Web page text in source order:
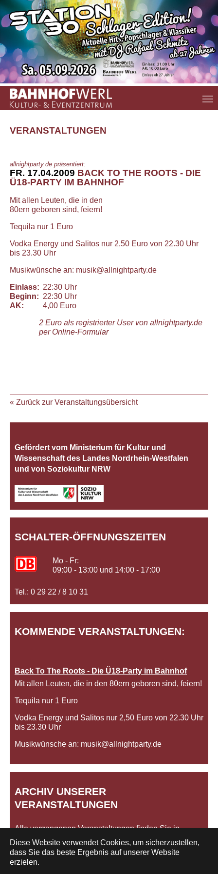
Diese Website verwendet Cookies, um sicherzustellen,
dass Sie das beste Ergebnis auf unserer Website
erzielen.
Zum Hauptinhalt springen
VERANSTALTUNGEN
allnightparty.de präsentiert:
FR. 17.04.2009 BACK TO THE ROOTS - DIE
Ü18-PARTY IM BAHNHOF
Mit allen Leuten, die in den
80ern geboren sind, feiern!
Tequila nur 1 Euro
Vodka Energy und Salitos nur 2,50 Euro von 22.30 Uhr
bis 23.30 Uhr
Musikwünsche an: musik@allnightparty.de
Einlass: 22:30 Uhr
Beginn: 22:30 Uhr
AK:
4,00 Euro
2 Euro als registrierter User von allnightparty.de
per Online-Formular
« Zurück zur Veranstaltungsübersicht
Gefördert vom Ministerium für Kultur und
Wissenschaft des Landes Nordrhein‐Westfalen
und von Soziokultur NRW
SCHALTER-ÖFFNUNGSZEITEN
Mo - Fr:
09:00 - 13:00 und 14:00 - 17:00
Tel.: 0 29 22 / 8 10 31
KOMMENDE VERANSTALTUNGEN:
Back To The Roots - Die Ü18-Party im Bahnhof
Mit allen Leuten, die in den 80ern geboren sind, feiern!
Tequila nur 1 Euro
Vodka Energy und Salitos nur 2,50 Euro von 22.30 Uhr
bis 23.30 Uhr
Musikwünsche an: musik@allnightparty.de
ARCHIV UNSERER
VERANSTALTUNGEN
Alle vergangenen Veranstaltungen finden Sie in
unserem
Archiv